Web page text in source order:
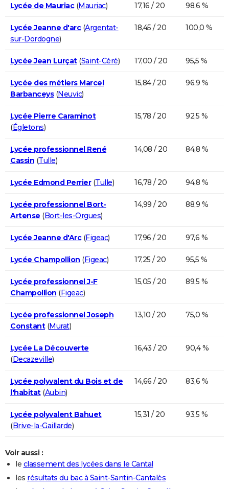
Lycée de Mauriac(Mauriac) 17,16 / 20 98,6 %
Lycée Jeanne d'arc(Argentat-
sur-Dordogne)
18,45 / 20 100,0 %
Lycée Jean Lurçat(Saint-Céré) 17,00 / 20 95,5 %
Lycée des métiers Marcel
Barbanceys(Neuvic)
15,84 / 20 96,9 %
Lycée Pierre Caraminot
(Égletons)
15,78 / 20 92,5 %
Lycée professionnel René
Cassin (Tulle)
14,08 / 20 84,8 %
Lycée Edmond Perrier(Tulle) 16,78 / 20 94,8 %
Lycée professionnel Bort-
Artense (Bort-les-Orgues)
14,99 / 20 88,9 %
Lycée Jeanne d'Arc(Figeac) 17,96 / 20 97,6 %
Lycée Champollion (Figeac) 17,25 / 20 95,5 %
Lycée professionnel J-F
Champollion (Figeac)
15,05 / 20 89,5 %
Lycée professionnel Joseph
Constant(Murat)
13,10 / 20 75,0 %
Lycée La Découverte
(Decazeville)
16,43 / 20 90,4 %
Lycée polyvalent du Bois et de
l'habitat(Aubin)
14,66 / 20 83,6 %
Lycée polyvalent Bahuet
(Brive-la-Gaillarde)
15,31 / 20 93,5 %
Voir aussi :
le classement des lycées dans le Cantal
les résultats du bac à Saint-Santin-Cantalès